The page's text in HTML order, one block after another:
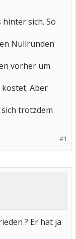
hinter sich. So
Nullrunden
vorher um.
kostet. Aber
trotzdem
#1
? Er hat ja